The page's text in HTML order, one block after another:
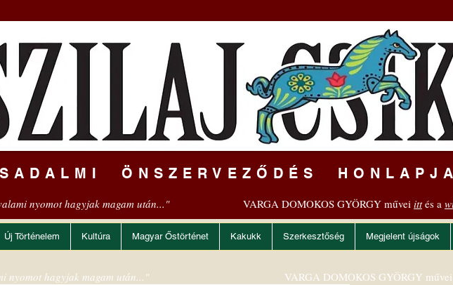
ÖNSZERVEZŐDÉS HONLAPJA
nyomot hagyjak magam után..." VARGA DOMOKOS GYÖRGY művei ittés a
Új Történelem Kultúra Magyar Őstörténet Kakukk Szerkesztőség Megjelent újságok
nyomot hagyjak magam után..." VARGA DOMOKOS GYÖRGY művei